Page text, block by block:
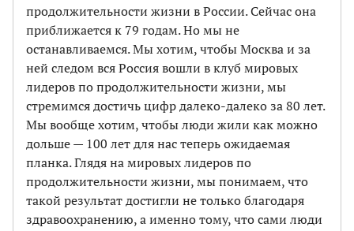
продолжительности жизни в России. Сейчас она
приближается к 79 годам. Но мы не
останавливаемся. Мы хотим, чтобы Москва и за
ней следом вся Россия вошли в клуб мировых
лидеров по продолжительности жизни, мы
стремимся достичь цифр далеко-далеко за 80 лет.
Мы вообще хотим, чтобы люди жили как можно
дольше — 100 лет для нас теперь ожидаемая
планка. Глядя на мировых лидеров по
продолжительности жизни, мы понимаем, что
такой результат достигли не только благодаря
здравоохранению, а именно тому, что сами люди